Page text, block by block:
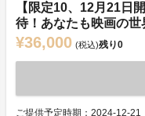
【限定10、12月21日
待！あなたも映画の世
¥36,000 (税込)残り0
ご提供予定時期：2024-12-21